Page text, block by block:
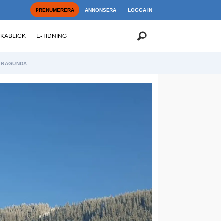
PRENUMERERA ANNONSERA LOGGA IN
E-TIDNING
RAGUNDA